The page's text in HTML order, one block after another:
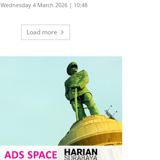
Wednesday 4 March 2026 | 10:48
Load more